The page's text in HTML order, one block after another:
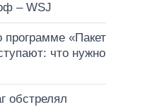
– WSJ
«Пакет
что нужно
обстрелял